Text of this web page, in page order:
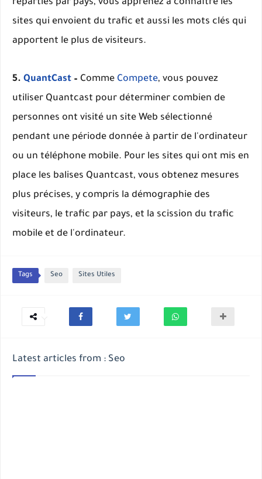
réparties par pays, vous apprenez à connaître les
sites qui envoient du trafic et aussi les mots clés qui
apportent le plus de visiteurs.
5. QuantCast – Comme Compete, vous pouvez
utiliser Quantcast pour déterminer combien de
personnes ont visité un site Web sélectionné
pendant une période donnée à partir de l'ordinateur
ou un téléphone mobile. Pour les sites qui ont mis en
place les balises Quantcast, vous obtenez mesures
plus précises, y compris la démographie des
visiteurs, le trafic par pays, et la scission du trafic
mobile et de l'ordinateur.
Tags Seo Sites Utiles
Latest articles from : Seo